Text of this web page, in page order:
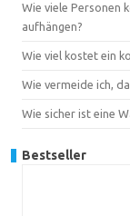
Wie viele Personen
aufhängen?
Wie viel kostet ein
Wie vermeide ich,
Wie sicher ist eine
Bestseller